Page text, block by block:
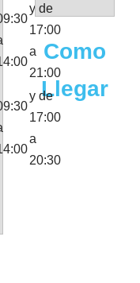
y de
17:00
a
21:00
y de
17:00
a
20:30
Como
Llegar